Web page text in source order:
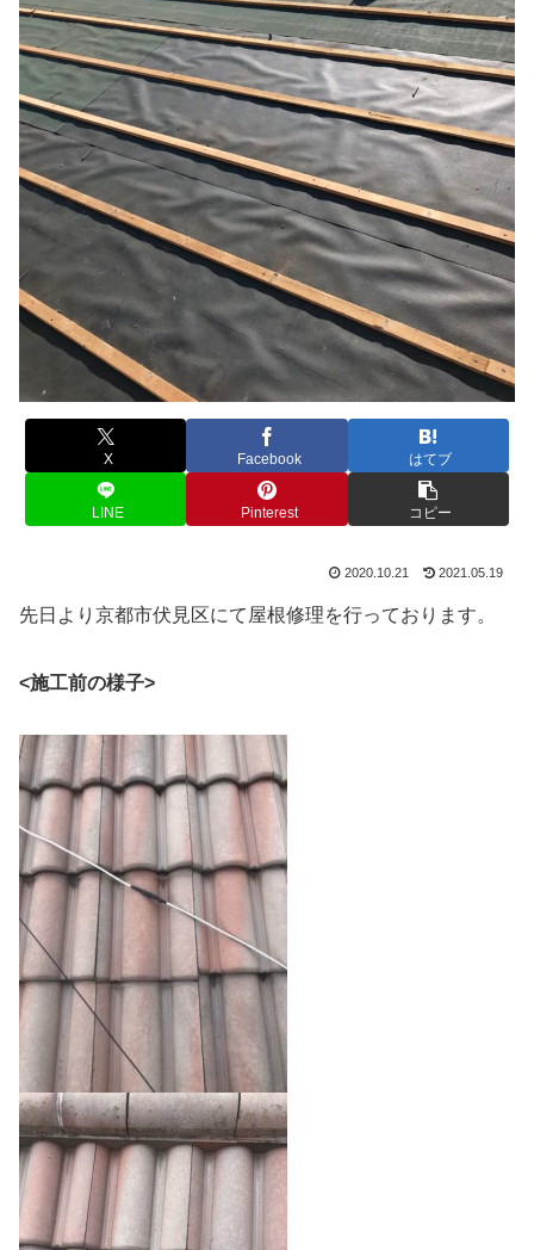
X Facebook はてブ
LINE Pinterest コピー
2020.10.21 2021.05.19
先日より京都市伏見区にて屋根修理を行っております。
<施工前の様子>